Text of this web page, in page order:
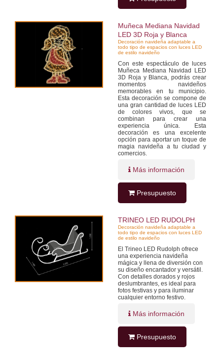
Muñeca Mediana Navidad
LED 3D Roja y Blanca
Decoración navideña adaptable a
todo tipo de espacios con luces LED
de estilo navideño
Con este espectáculo de luces
Muñeca Mediana Navidad LED
3D Roja y Blanca, podrás crear
momentos navideños
memorables en tu municipio.
Esta decoración se compone de
una gran cantidad de luces LED
de colores vivos, que se
combinan para crear una
experiencia única. Esta
decoración es una excelente
opción para aportar un toque de
magia navideña a tu ciudad y
comercios.
Más información
Presupuesto
TRINEO LED RUDOLPH
Decoración navideña adaptable a
todo tipo de espacios con luces LED
de estilo navideño
El Trineo LED Rudolph ofrece
una experiencia navideña
mágica y llena de diversión con
su diseño encantador y versátil.
Con detalles dorados y rojos
deslumbrantes, es ideal para
fotos festivas y para iluminar
cualquier entorno festivo.
Más información
Presupuesto